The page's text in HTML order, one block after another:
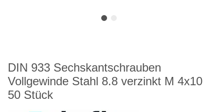
DIN 933 Sechskantschrauben
Vollgewinde Stahl 8.8 verzinkt M 4x10
50 Stück